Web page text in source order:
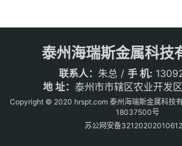
泰州海瑞斯金属科技
联系人： 朱总 / 手 机:
地 址： 泰州市市辖区农业开发
Copyright © 2020 hrspt.com 泰州海瑞斯金属科技
18037500号
苏公网安备